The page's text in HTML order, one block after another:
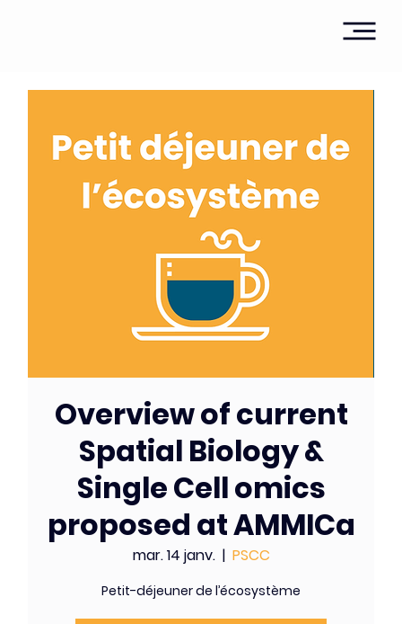
Overview of current
Spatial Biology &
Single Cell omics
proposed at AMMICa
mar. 14 janv.
  |
PSCC
Petit-déjeuner de l’écosystème